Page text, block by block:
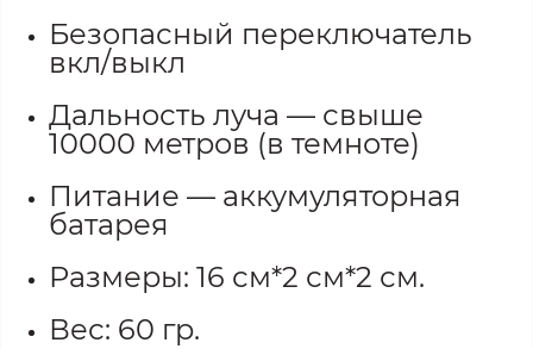
Безопасный переключатель
вкл/выкл
Дальность луча — свыше
10000 метров (в темноте)
Питание — аккумуляторная
батарея
Размеры: 16 см*2 см*2 см.
Вес: 60 гр.